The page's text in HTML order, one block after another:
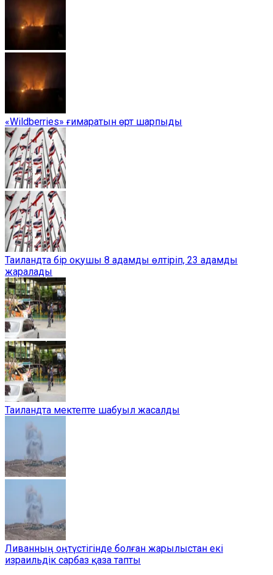
«Wildberries» ғимаратын өрт шарпыды
Таиландта бір оқушы 8 адамды өлтіріп, 23 адамды
жаралады
Таиландта мектепте шабуыл жасалды
Ливанның оңтүстігінде болған жарылыстан екі
израильдік сарбаз қаза тапты